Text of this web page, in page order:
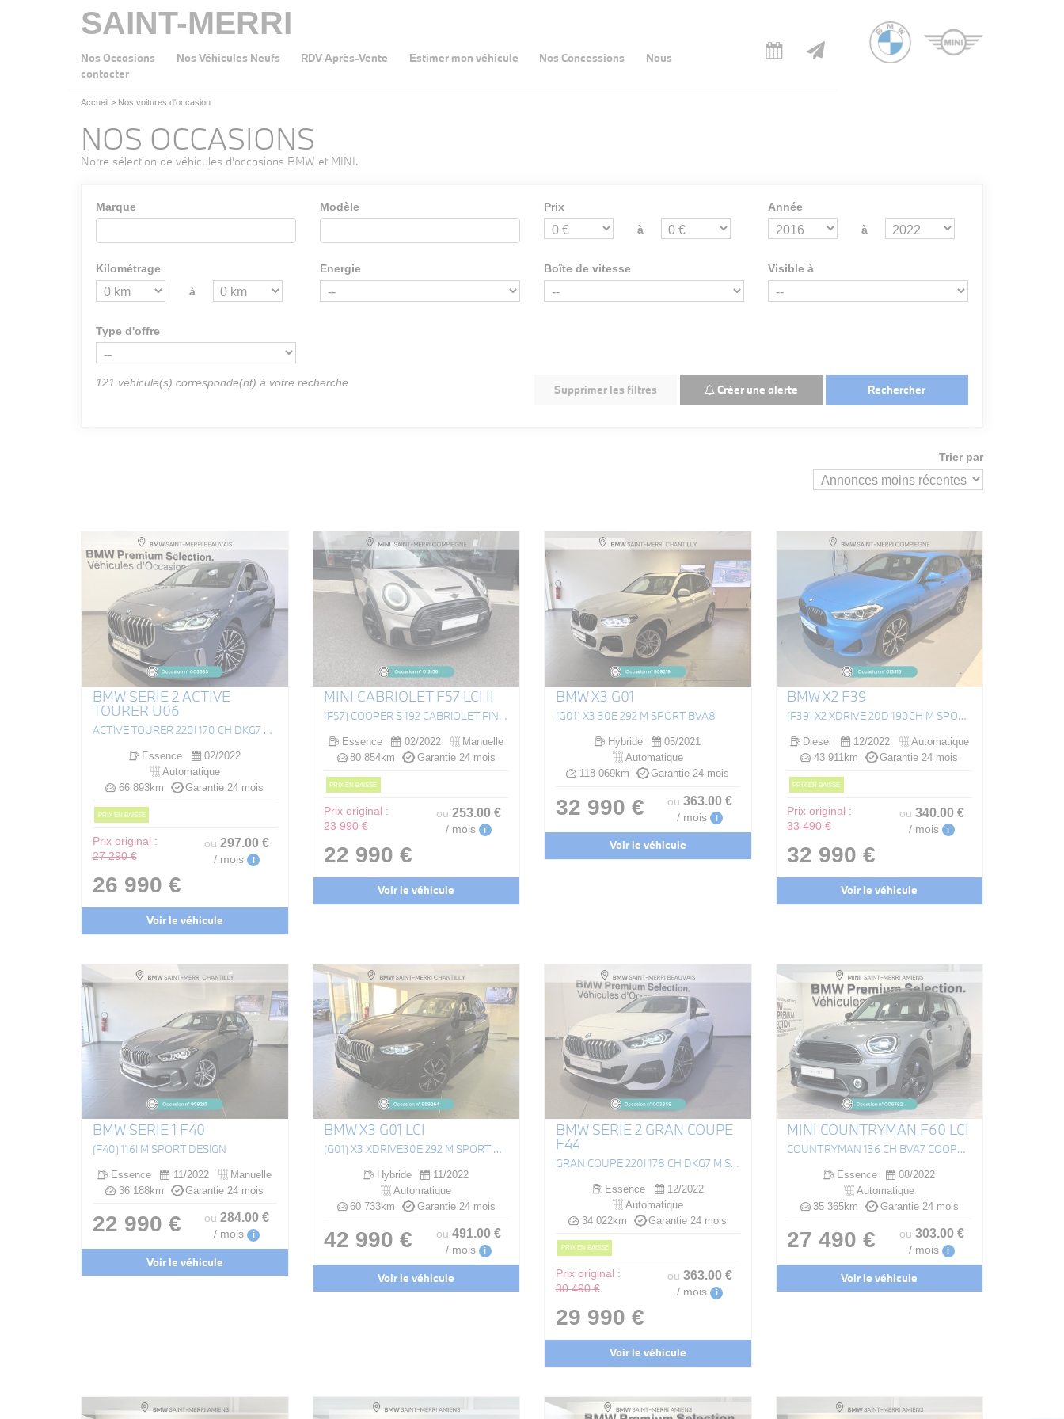
SAINT-MERRI
Nos Occasions Nos Véhicules Neufs RDV Après-Vente Estimer mon véhicule Nos Concessions
Nous
contacter
Accueil > Nos voitures d'occasion
NOS OCCASIONS
Notre sélection de véhicules d'occasions BMW et MINI.
Marque Modèle
Prix
à
Année
à
Kilométrage
à
Energie Boîte de vitesse Visible à
Type d'offre
121 véhicule(s) corresponde(nt) à votre recherche Supprimer les filtres Créer une alerte Rechercher
Trier par
BMW SERIE 2 ACTIVE
TOURER U06
ACTIVE TOURER 220I 170 CH DKG7 LUXURY
Essence
02/2022
Automatique
66 893km
Garantie 24 mois
PRIX EN BAISSE
Prix original :
27 290 €
26 990 €
ou297.00 €
/ mois i
Voir le véhicule
MINI CABRIOLET F57 LCI II
(F57) COOPER S 192 CABRIOLET FINITION JCW
Essence 02/2022
Manuelle
80 854km
Garantie 24 mois
PRIX EN BAISSE
Prix original :
23 990 €
22 990 €
ou 253.00 €
/ mois i
Voir le véhicule
BMW X3 G01
(G01) X3 30E 292 M SPORT BVA8
Hybride
05/2021
Automatique
118 069km
Garantie 24 mois
32 990 € ou363.00 €
/ mois i
Voir le véhicule
BMW X2 F39
(F39) X2 XDRIVE 20D 190CH M SPORT BVA8
Diesel 12/2022
Automatique
43 911km
Garantie 24 mois
PRIX EN BAISSE
Prix original :
33 490 €
32 990 €
ou 340.00 €
/ mois i
Voir le véhicule
BMW SERIE 1 F40
(F40) 116I M SPORT DESIGN
Essence 11/2022
Manuelle
36 188km
Garantie 24 mois
22 990 € ou284.00 €
/ mois i
Voir le véhicule
BMW X3 G01 LCI
(G01) X3 XDRIVE30E 292 M SPORT BVA8
Hybride
11/2022
Automatique
60 733km
Garantie 24 mois
42 990 € ou 491.00 €
/ mois i
Voir le véhicule
BMW SERIE 2 GRAN COUPE
F44
GRAN COUPE 220I 178 CH DKG7 M SPORT
Essence
12/2022
Automatique
34 022km
Garantie 24 mois
PRIX EN BAISSE
Prix original :
30 490 €
29 990 €
ou363.00 €
/ mois i
Voir le véhicule
MINI COUNTRYMAN F60 LCI
COUNTRYMAN 136 CH BVA7 COOPER EDITION PREMIUM PLUS
Essence
08/2022
Automatique
35 365km
Garantie 24 mois
27 490 € ou 303.00 €
/ mois i
Voir le véhicule